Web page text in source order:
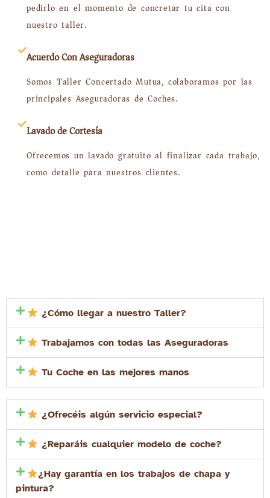
pedirlo en el momento de concretar tu cita con
nuestro taller.
Acuerdo Con Aseguradoras
Somos Taller Concertado Mutua, colaboramos por las
principales Aseguradoras de Coches.
Lavado de Cortesía
Ofrecemos un lavado gratuito al finalizar cada trabajo,
como detalle para nuestros clientes.
¿Cómo llegar a nuestro Taller?
Trabajamos con todas las Aseguradoras
Tu Coche en las mejores manos
¿Ofrecéis algún servicio especial?
¿Reparáis cualquier modelo de coche?
¿Hay garantía en los trabajos de chapa y
pintura?